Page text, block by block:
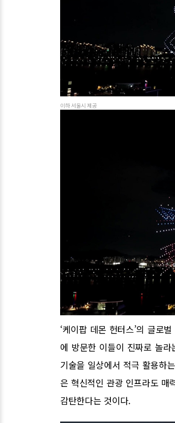
이하 서울시 제공
‘케이팝 데몬 헌터스’의 글로
에 방문한 이들이 진짜로 놀라
기술을 일상에서 적극 활용하
은 혁신적인 관광 인프라도 매
감탄한다는 것이다.